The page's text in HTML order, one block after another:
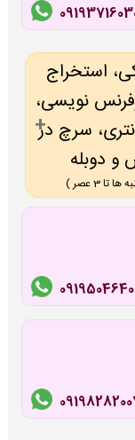
استخراج
رفرنس نویسی،
سرچ در
و دوبله